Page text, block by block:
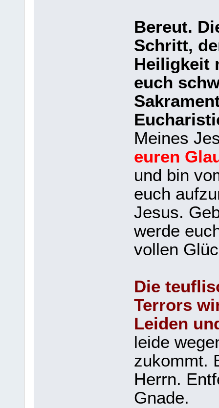
Bereut.
Schritt,
Heiligkeit
euch
Meines
euren
und bin
euch
Jesus.
werde
vollen
Die
Terrors
Leiden
leide
zukommt.
Herrn.
Gnade.